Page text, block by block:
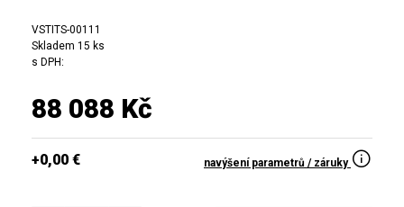
VSTITS-00111
Skladem 15 ks
s DPH:
88 088 Kč
+0,00 € navýšení parametrů / záruky